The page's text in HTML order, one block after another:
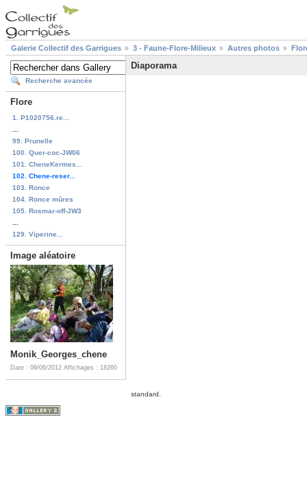
Galerie Collectif des Garrigues 3 - Faune-Flore-Milieux Autres photos
Recherche avancée
Flore
1. P1020756.re...
99. Prunelle
100. Quer-coc-JW06
101. CheneKermes...
102. Chene-reser...
103. Ronce
104. Ronce mûres
105. Rosmar-off-JW3
129. Viperine...
Image aléatoire
Monik_Georges_chene
Date : 09/06/2012 Affichages : 18260
Diaporama
standard.